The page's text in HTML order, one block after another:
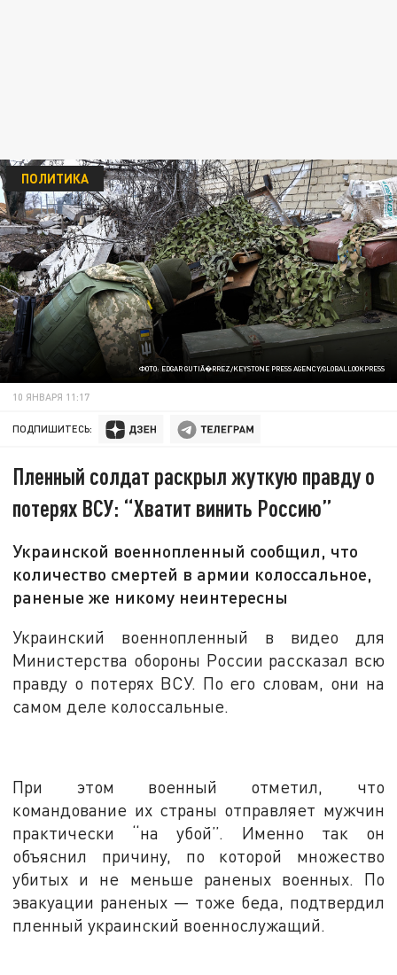
ФОТО: EDGAR GUTIÃ�RREZ/KEYSTONE PRESS AGENCY/GLOBALLOOKPRESS
ПОЛИТИКА
10 ЯНВАРЯ 11:17
ПОДПИШИТЕСЬ:
Пленный солдат раскрыл жуткую правду о
потерях ВСУ: “Хватит винить Россию”
Украинской военнопленный сообщил, что
количество смертей в армии колоссальное,
раненые же никому неинтересны
Украинский военнопленный в видео для
Министерства обороны России рассказал всю
правду о потерях ВСУ. По его словам, они на
самом деле колоссальные.
При этом военный отметил, что
командование их страны отправляет мужчин
практически “на убой”. Именно так он
объяснил причину, по которой множество
убитых и не меньше раненых военных. По
эвакуации раненых — тоже беда, подтвердил
пленный украинский военнослужащий.